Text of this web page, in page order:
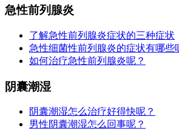
急性前列腺炎
了解急性前列腺炎症状的三种症状
急性细菌性前列腺炎的症状有哪些
如何治疗急性前列腺炎呢？
阴囊潮湿
阴囊潮湿怎么治疗好得快呢？
男性阴囊潮湿怎么回事呢？